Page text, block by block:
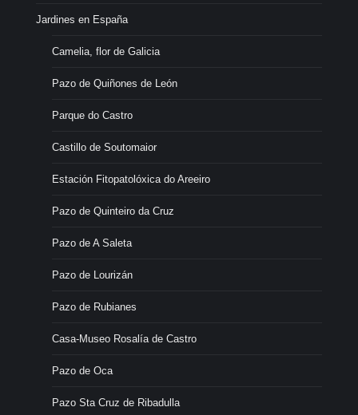
Jardines en España
Camelia, flor de Galicia
Pazo de Quiñones de León
Parque do Castro
Castillo de Soutomaior
Estación Fitopatolóxica do Areeiro
Pazo de Quinteiro da Cruz
Pazo de A Saleta
Pazo de Lourizán
Pazo de Rubianes
Casa-Museo Rosalía de Castro
Pazo de Oca
Pazo Sta Cruz de Ribadulla